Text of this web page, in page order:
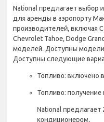
National предлагает выбор
для аренды в аэропорту
производителей, включая
Chevrolet Tahoe, Dodge
моделей. Доступны
Доступны следующие
Топливо: включено
Топливо:
National предлагает
кондиционером.